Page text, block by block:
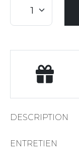
DESCRIPTION
ENTRETIEN